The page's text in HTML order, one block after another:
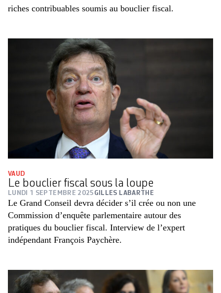
riches contribuables soumis au bouclier fiscal.
VAUD
Le bouclier fiscal sous la loupe
LUNDI 1 SEPTEMBRE 2025 GILLES LABARTHE
Le Grand Conseil devra décider s’il crée ou non une
Commission d’enquête parlementaire autour des
pratiques du bouclier fiscal. Interview de l’expert
indépendant François Paychère.